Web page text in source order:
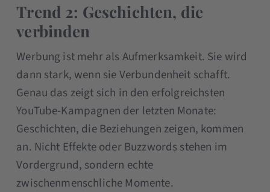
Trend 2: Geschichten, die
verbinden
Werbung ist mehr als Aufmerksamkeit. Sie wird
dann stark, wenn sie Verbundenheit schafft.
Genau das zeigt sich in den erfolgreichsten
YouTube-Kampagnen der letzten Monate:
Geschichten, die Beziehungen zeigen, kommen
an. Nicht Effekte oder Buzzwords stehen im
Vordergrund, sondern echte
zwischenmenschliche Momente.